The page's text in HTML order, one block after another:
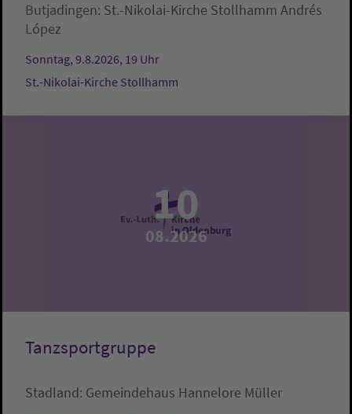
Butjadingen: St.-Nikolai-Kirche Stollhamm Andrés
López
Sonntag, 9.8.2026, 19 Uhr
St.-Nikolai-Kirche Stollhamm
10
08.2026
Tanzsportgruppe
Stadland: Gemeindehaus Hannelore Müller